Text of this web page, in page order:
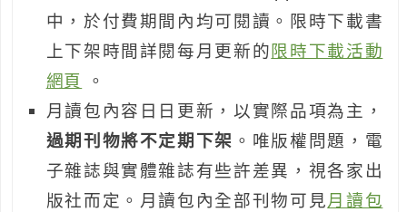
中，於付費期間內均可閱讀。限時下載書
上下架時間詳閱每月更新的 限時下載活動
網頁
。
月讀包內容日日更新，以實際品項為主，
過期刊物將不定期下架 。唯版權問題，電
子雜誌與實體雜誌有些許差異，視各家出
版社而定。月讀包內全部刊物可見月讀包